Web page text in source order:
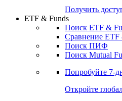
Получить
ETF & Funds
Поиск ETF &
Сравнение ETF
Поиск ПИФ
Поиск Mutual
Попробуйте 7-
Откройте